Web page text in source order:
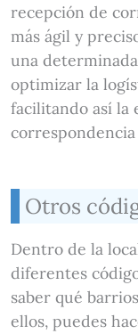
recepción de
más ágil y
una
optimizar la
facilitando así la
Otros
Dentro de la
diferentes
saber qué
ellos, puedes